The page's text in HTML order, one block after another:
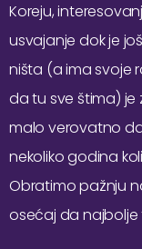
Koreju,
usvajanje dok je
ništa (a ima svoje
da tu sve štima)
malo verovatno
nekoliko godina
Obratimo pažnju
osećaj da najbolje